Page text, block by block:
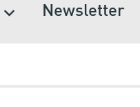
Newsletter